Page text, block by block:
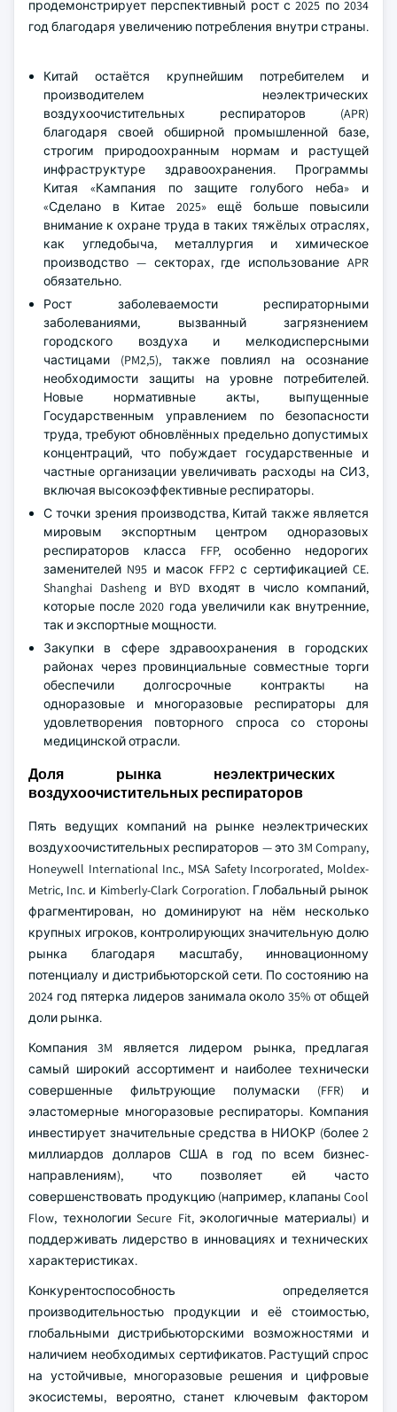
продемонстрирует перспективный рост с 2025 по 2034
год благодаря увеличению потребления внутри страны.
Китай остаётся крупнейшим потребителем и
производителем неэлектрических
воздухоочистительных респираторов (APR)
благодаря своей обширной промышленной базе,
строгим природоохранным нормам и растущей
инфраструктуре здравоохранения. Программы
Китая «Кампания по защите голубого неба» и
«Сделано в Китае 2025» ещё больше повысили
внимание к охране труда в таких тяжёлых отраслях,
как угледобыча, металлургия и химическое
производство — секторах, где использование APR
обязательно.
Рост заболеваемости респираторными
заболеваниями, вызванный загрязнением
городского воздуха и мелкодисперсными
частицами (PM2,5), также повлиял на осознание
необходимости защиты на уровне потребителей.
Новые нормативные акты, выпущенные
Государственным управлением по безопасности
труда, требуют обновлённых предельно допустимых
концентраций, что побуждает государственные и
частные организации увеличивать расходы на СИЗ,
включая высокоэффективные респираторы.
С точки зрения производства, Китай также является
мировым экспортным центром одноразовых
респираторов класса FFP, особенно недорогих
заменителей N95 и масок FFP2 с сертификацией CE.
Shanghai Dasheng и BYD входят в число компаний,
которые после 2020 года увеличили как внутренние,
так и экспортные мощности.
Закупки в сфере здравоохранения в городских
районах через провинциальные совместные торги
обеспечили долгосрочные контракты на
одноразовые и многоразовые респираторы для
удовлетворения повторного спроса со стороны
медицинской отрасли.
Доля рынка неэлектрических
воздухоочистительных респираторов
Пять ведущих компаний на рынке неэлектрических
воздухоочистительных респираторов — это 3M Company,
Honeywell International Inc., MSA Safety Incorporated, Moldex-
Metric, Inc. и Kimberly-Clark Corporation. Глобальный рынок
фрагментирован, но доминируют на нём несколько
крупных игроков, контролирующих значительную долю
рынка благодаря масштабу, инновационному
потенциалу и дистрибьюторской сети. По состоянию на
2024 год пятерка лидеров занимала около 35% от общей
доли рынка.
Компания 3M является лидером рынка, предлагая
самый широкий ассортимент и наиболее технически
совершенные фильтрующие полумаски (FFR) и
эластомерные многоразовые респираторы. Компания
инвестирует значительные средства в НИОКР (более 2
миллиардов долларов США в год по всем бизнес-
направлениям), что позволяет ей часто
совершенствовать продукцию (например, клапаны Cool
Flow, технологии Secure Fit, экологичные материалы) и
поддерживать лидерство в инновациях и технических
характеристиках.
Конкурентоспособность определяется
производительностью продукции и её стоимостью,
глобальными дистрибьюторскими возможностями и
наличием необходимых сертификатов. Растущий спрос
на устойчивые, многоразовые решения и цифровые
экосистемы, вероятно, станет ключевым фактором